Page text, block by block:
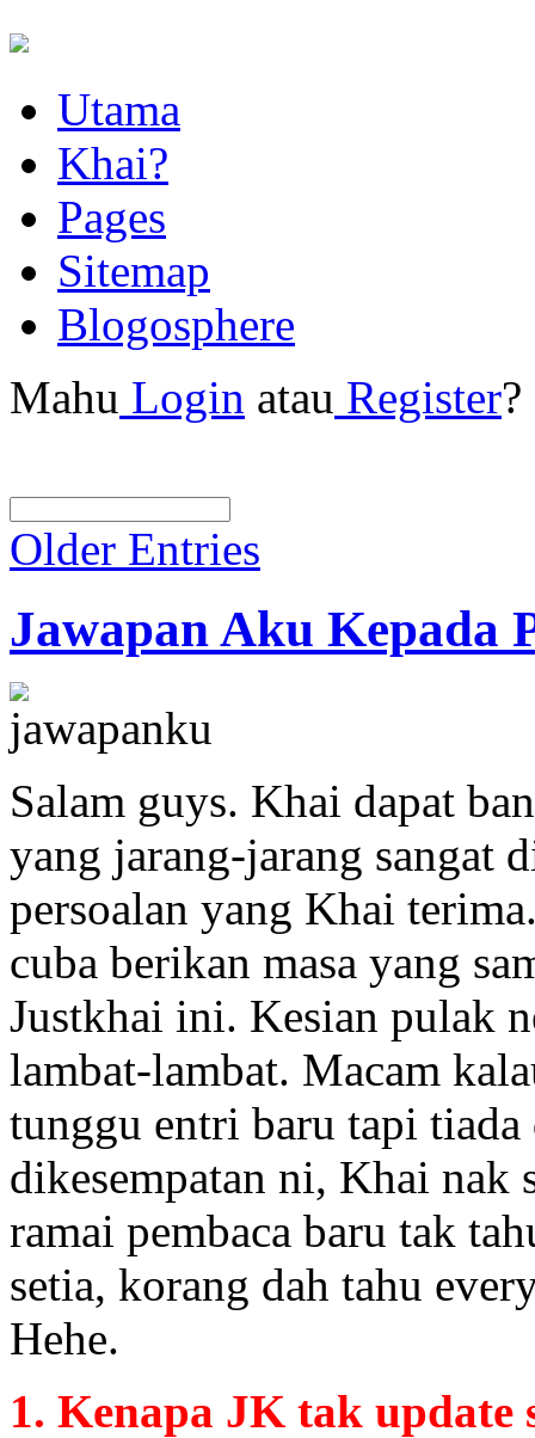
Utama
Khai?
Pages
Sitemap
Blogosphere
Mahu Login atau Register?
Older Entries
Jawapan Aku Kepada
Salam guys. Khai dapat
yang jarang-jarang sangat
persoalan yang Khai
cuba berikan masa yang
Justkhai ini. Kesian pulak
lambat-lambat. Macam
tunggu entri baru tapi
dikesempatan ni, Khai
ramai pembaca baru tak
setia, korang dah tahu
Hehe.
1. Kenapa JK tak update